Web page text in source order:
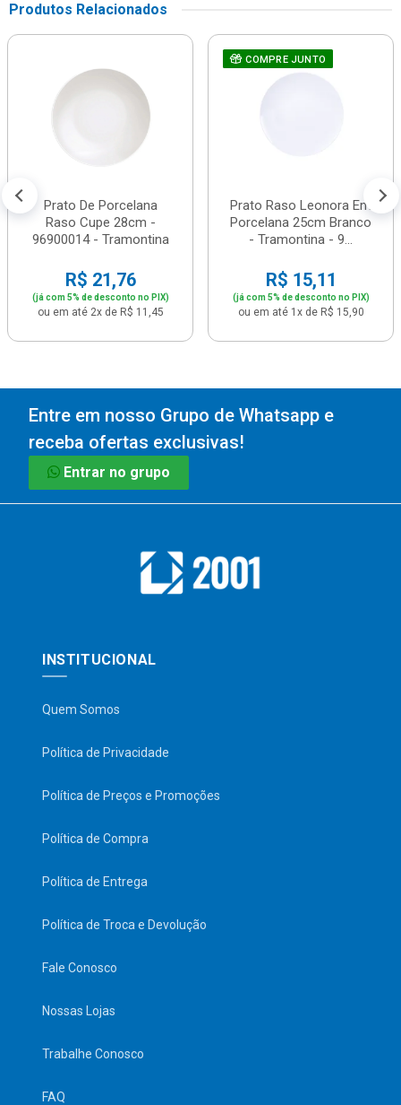
Produtos Relacionados
Prato De Porcelana
Raso Cupe 28cm -
96900014 - Tramontina
R$ 21,76
(já com 5% de desconto no PIX)
ou em até 2x de R$ 11,45
COMPRE JUNTO
Prato Raso Leonora Em
Porcelana 25cm Branco
- Tramontina - 9...
R$ 15,11
(já com 5% de desconto no PIX)
ou em até 1x de R$ 15,90
Entre em nosso Grupo de Whatsapp e
receba ofertas exclusivas!
Entrar no grupo
INSTITUCIONAL
Quem Somos
Política de Privacidade
Política de Preços e Promoções
Política de Compra
Política de Entrega
Política de Troca e Devolução
Fale Conosco
Nossas Lojas
Trabalhe Conosco
FAQ